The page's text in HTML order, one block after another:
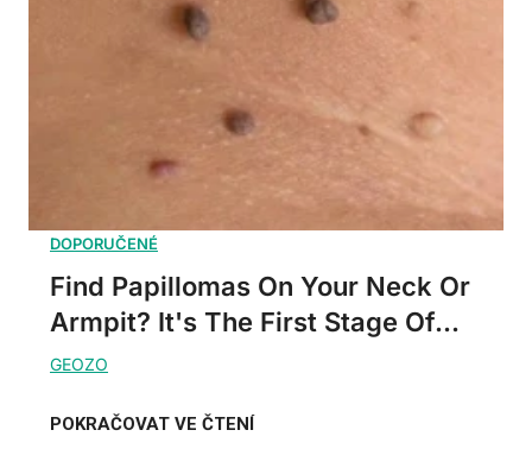
Find Papillomas On Your Neck Or
Armpit? It's The First Stage Of...